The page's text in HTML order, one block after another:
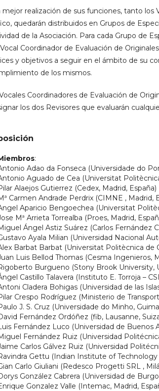
mejor realización de sus funciones, tanto
quedarán distribuidos en Grupos de
de la Asociación. Para cada Grupo de
Coordinador de Evaluación de
y objetivos a seguir en el ámbito de su
de los mismos.
Coordinadores de Evaluación de
los dos Revisores que evaluarán
:
Adao da Fonseca (Universidade do
Aguado de Cea (Universitat
Alaejos Gutierrez (Cedex, Madrid, España)
Carmen Andrade Perdrix (CIMNE , Madrid,
Aparicio Bengoechea (Universitat
Mª Arrieta Torrealba (Proes, Madrid,
Ángel Astiz Suárez (Carlos Fernández
Ayala Milian (Universidad Nacional
Barbat Barbat (Universitat Politècnica de
Luis Bellod Thomas (Cesma Ingenieros,
Burgueno (Stony Brook University,
Castillo Talavera (Instituto E. Torroja –
Cladera Bohigas (Universidad de las
Crespo Rodríguez (Ministerio de
J. S. Cruz (Universidade do Minho,
Fernández Ordóñez (fib, Lausanne,
Fernández Luco (Universidad de Buenos
Fernández Ruiz (Universidad
Carlos Gálvez Ruiz (Universidad
Gettu (Indian Institute of Technology
Carlo Giuliani (Redesco Progetti SRL ,
González Cabrera (Universidad de
Gonzalez Valle (Intemac, Madrid,